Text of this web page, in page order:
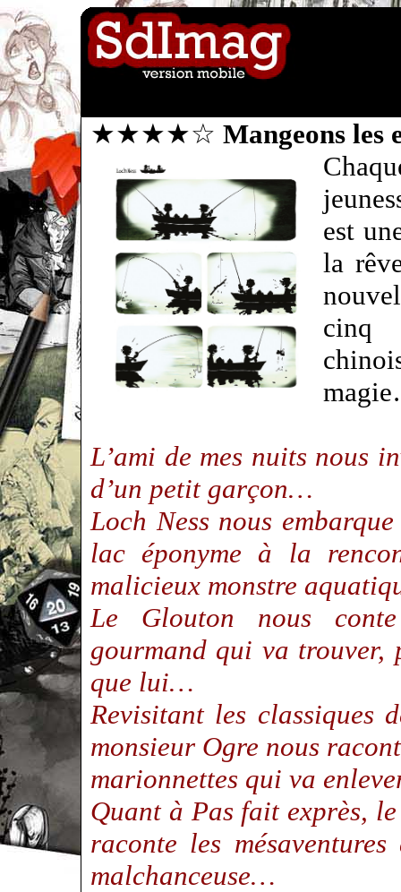
★★★★☆ Mangeons les
est
la
cinq
L’ami de mes nuits nous
d’un petit garçon…
Loch Ness nous
lac éponyme à la
malicieux monstre
Le Glouton nous
gourmand qui va trouver,
que lui…
Revisitant les classiques
monsieur Ogre nous
marionnettes qui va
Quant à Pas fait exprès,
raconte les
malchanceuse…